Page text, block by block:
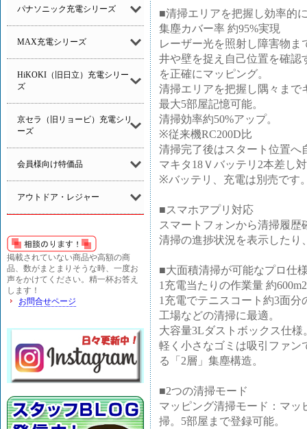
パナソニック充電シリーズ
MAX充電シリーズ
HiKOKI（旧日立）充電シリー
ズ
京セラ（旧リョービ）充電シリ
ーズ
会員様向け特価品
アウトドア・レジャー
掲載されていない商品や高額の商
品、数がまとまりそうな時、一度お
声をかけてください。精一杯お答え
します！
お問合せページ
■清掃エリアを把握し効率的
集塵カバー率 約95%実現
レーザー光を照射し障害物
井や壁を捉え自己位置を確認
を正確にマッピング。
清掃エリアを把握し隅々まで
最大5部屋記憶可能。
清掃効率約50%アップ。
※従来機RC200D比
清掃完了後はスタート位置へ
マキタ18Ｖバッテリ2本差し
※バッテリ、充電は別売です
■スマホアプリ対応
スマートフォンから清掃履歴
清掃の進捗状況を表示したり
■大面積清掃が可能なプロ仕
1充電当たりの作業量 約
1充電でテニスコート約3面
工場などの清掃に最適。
大容量3Lダストボックス仕様
軽く小さなゴミは吸引ファン
る「2層」集塵構造。
■2つの清掃モード
マッピング清掃モード：マ
掃。5部屋まで登録可能。